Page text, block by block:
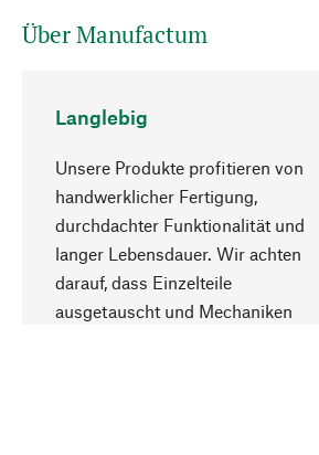
Über Manufactum
Langlebig
Unsere Produkte profitieren von
handwerklicher Fertigung,
durchdachter Funktionalität und
langer Lebensdauer. Wir achten
darauf, dass Einzelteile
ausgetauscht und Mechaniken